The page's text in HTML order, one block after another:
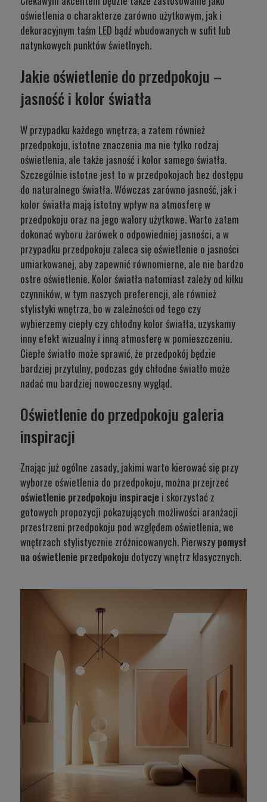
oświetlenia o charakterze zarówno użytkowym, jak i
dekoracyjnym taśm LED bądź wbudowanych w sufit lub
natynkowych punktów świetlnych.
Jakie oświetlenie do przedpokoju –
jasność i kolor światła
W przypadku każdego wnętrza, a zatem również
przedpokoju, istotne znaczenia ma nie tylko rodzaj
oświetlenia, ale także jasność i kolor samego światła.
Szczególnie istotne jest to w przedpokojach bez dostępu
do naturalnego światła. Wówczas zarówno jasność, jak i
kolor światła mają istotny wpływ na atmosferę w
przedpokoju oraz na jego walory użytkowe. Warto zatem
dokonać wyboru żarówek o odpowiedniej jasności, a w
przypadku przedpokoju zaleca się oświetlenie o jasności
umiarkowanej, aby zapewnić równomierne, ale nie bardzo
ostre oświetlenie. Kolor światła natomiast zależy od kilku
czynników, w tym naszych preferencji, ale również
stylistyki wnętrza, bo w zależności od tego czy
wybierzemy ciepły czy chłodny kolor światła, uzyskamy
inny efekt wizualny i inną atmosferę w pomieszczeniu.
Ciepłe światło może sprawić, że przedpokój będzie
bardziej przytulny, podczas gdy chłodne światło może
nadać mu bardziej nowoczesny wygląd.
Oświetlenie do przedpokoju galeria
inspiracji
Znając już ogólne zasady, jakimi warto kierować się przy
wyborze oświetlenia do przedpokoju, można przejrzeć
oświetlenie przedpokoju inspiracje i skorzystać z
gotowych propozycji pokazujących możliwości aranżacji
przestrzeni przedpokoju pod względem oświetlenia, we
wnętrzach stylistycznie zróżnicowanych. Pierwszy pomysł
na oświetlenie przedpokoju dotyczy wnętrz klasycznych.